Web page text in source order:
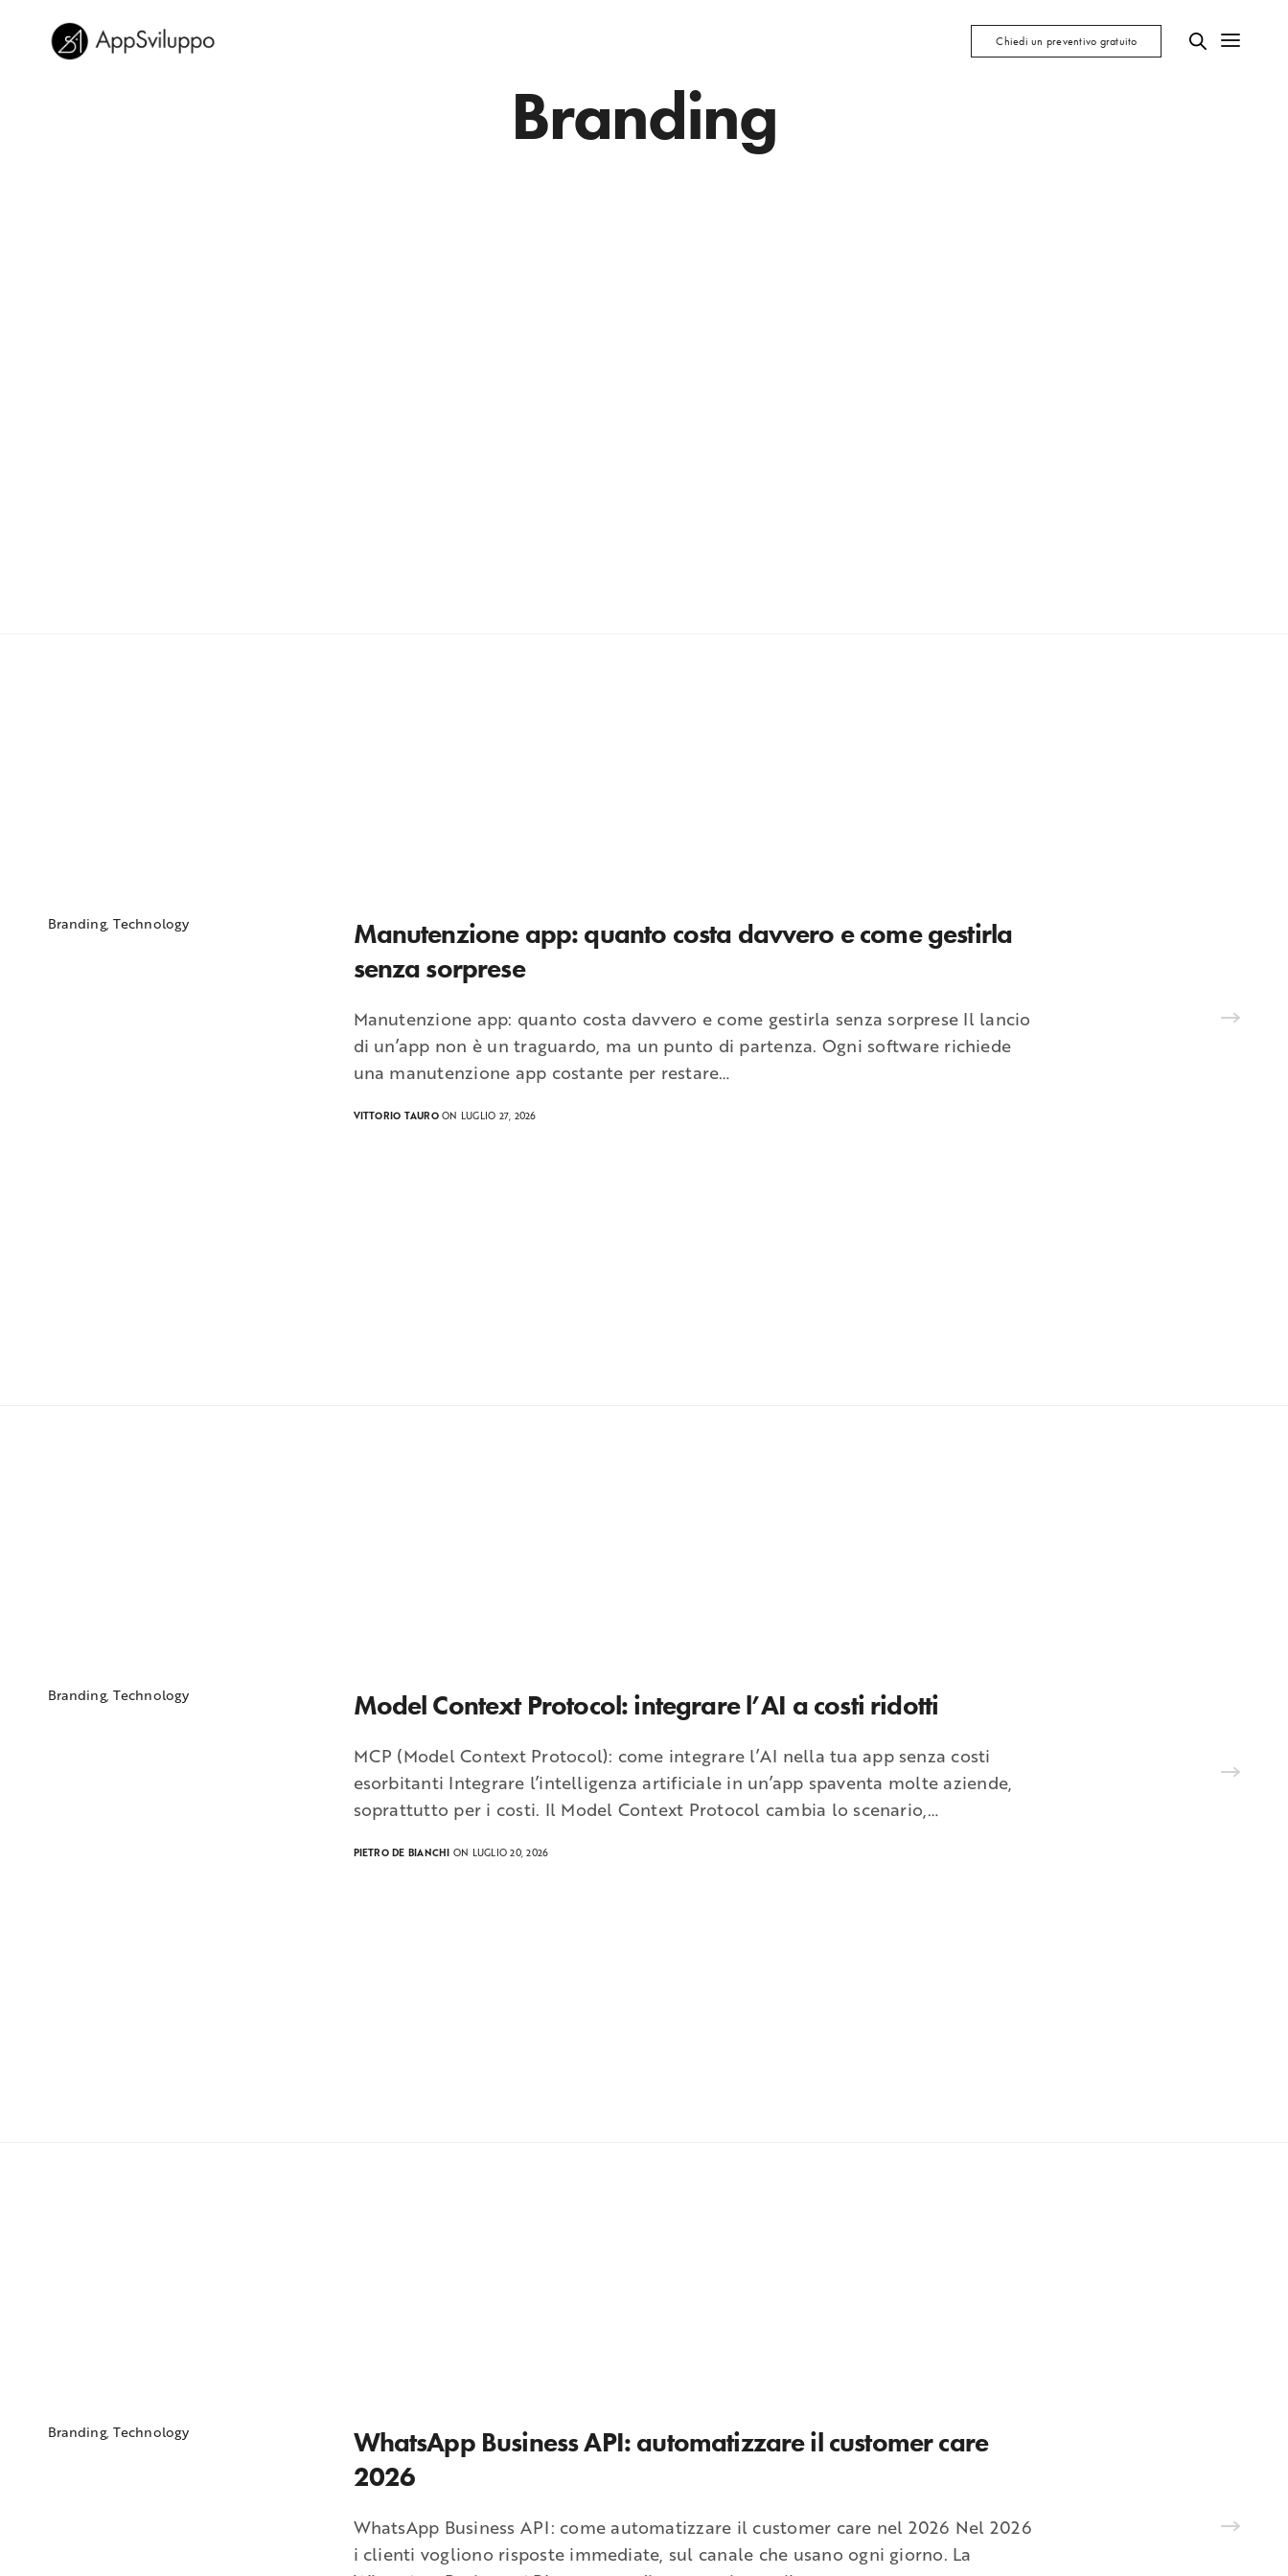
Chiedi un preventivo gratuito
Branding
Branding,Technology
Manutenzione app: quanto costa davvero e come gestirla
senza sorprese
Manutenzione app: quanto costa davvero e come gestirla senza sorprese Il lancio
di un’app non è un traguardo, ma un punto di partenza. Ogni software richiede
una manutenzione app costante per restare…
VITTORIO TAUROON LUGLIO 27, 2026
Branding,Technology Model Context Protocol: integrare l’AI a costi ridotti
MCP (Model Context Protocol): come integrare l’AI nella tua app senza costi
esorbitanti Integrare l’intelligenza artificiale in un’app spaventa molte aziende,
soprattutto per i costi. Il Model Context Protocol cambia lo scenario,…
PIETRO DE BIANCHI ON LUGLIO 20, 2026
Branding,Technology
WhatsApp Business API: automatizzare il customer care
2026
WhatsApp Business API: come automatizzare il customer care nel 2026 Nel 2026
i clienti vogliono risposte immediate, sul canale che usano ogni giorno. La